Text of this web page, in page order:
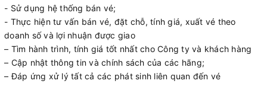
­- Sử dụng hệ thống bán vé;
­- Thực hiện tư vấn bán vé, đặt chỗ, tính giá, xuất vé theo
doanh số và lợi nhuận được giao
– Tìm hành trình, tính giá tốt nhất cho Công ty và khách hàng
– Cập nhật thông tin và chính sách của các hãng;
– Đáp ứng xử lý tất cả các phát sinh liên quan đến vé